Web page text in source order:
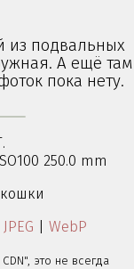
из подвальных
А ещё там
пока нету.
250.0 mm
JPEG | WebP
это не всегда